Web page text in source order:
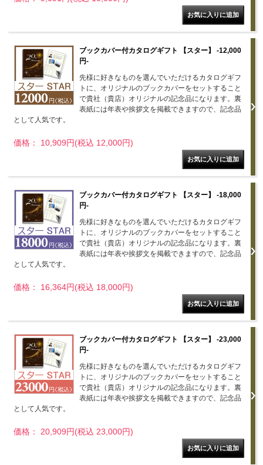
ブックカバー付カタログギフト 【スター】 -12,000
円-
先様に好きなものを選んでいただけるカタログギフ
トに、オリジナルのブックカバーをセットすること
で貴社（貴店）オリジナルの記念品になります。裏
表紙には年表や挨拶文を掲載できますので、記念品
として人気です。
価格： 10,909円(税込 12,000円)
ブックカバー付カタログギフト 【スター】 -18,000
円-
先様に好きなものを選んでいただけるカタログギフ
トに、オリジナルのブックカバーをセットすること
で貴社（貴店）オリジナルの記念品になります。裏
表紙には年表や挨拶文を掲載できますので、記念品
として人気です。
価格： 16,364円(税込 18,000円)
ブックカバー付カタログギフト 【スター】 -23,000
円-
先様に好きなものを選んでいただけるカタログギフ
トに、オリジナルのブックカバーをセットすること
で貴社（貴店）オリジナルの記念品になります。裏
表紙には年表や挨拶文を掲載できますので、記念品
として人気です。
価格： 20,909円(税込 23,000円)